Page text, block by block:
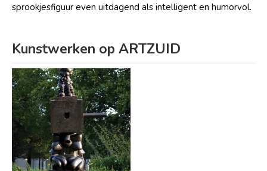
sprookjesfiguur even uitdagend als intelligent en humorvol.
Kunstwerken op ARTZUID